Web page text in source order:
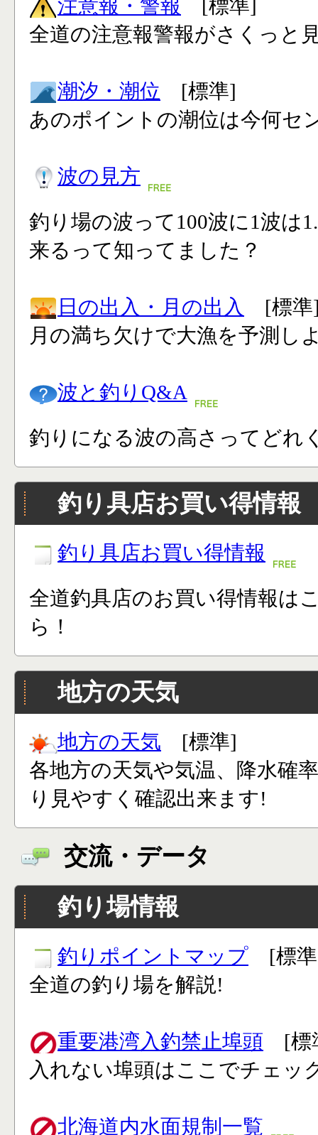
注意報・警報 [標準]
全道の注意報警報がさくっと
潮汐・潮位 [標準]
あのポイントの潮位は今何セ
波の見方
釣り場の波って100波に1波は
来るって知ってました？
日の出入・月の出入
[標準
月の満ち欠けで大漁を予測し
波と釣りQ&A
釣りになる波の高さってどれ
釣り具店お買い得情報
釣り具店お買い得情報
全道釣具店のお買い得情報は
ら！
地方の天気
地方の天気 [標準]
各地方の天気や気温、降水確
り見やすく確認出来ます!
交流・データ
釣り場情報
釣りポイントマップ [標
全道の釣り場を解説!
重要港湾入釣禁止埠頭 [標
入れない埠頭はここでチェッ
北海道内水面規制一覧